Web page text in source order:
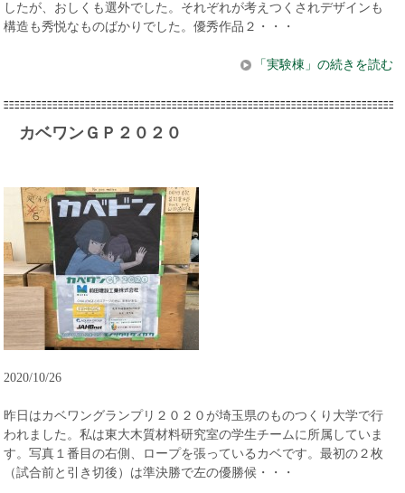
したが、おしくも選外でした。それぞれが考えつくされデザインも
構造も秀悦なものばかりでした。優秀作品２・・・
「実験棟」の続きを読む
カベワンＧＰ２０２０
2020/10/26
昨日はカベワングランプリ２０２０が埼玉県のものつくり大学で行
われました。私は東大木質材料研究室の学生チームに所属していま
す。写真１番目の右側、ロープを張っているカベです。最初の２枚
（試合前と引き切後）は準決勝で左の優勝候・・・